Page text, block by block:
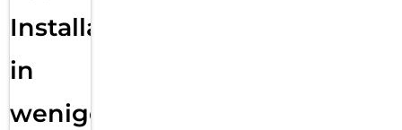
Installation
in
wenigen